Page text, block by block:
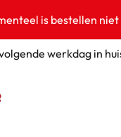
is bestellen
werkdag in